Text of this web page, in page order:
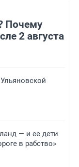
Почему
2 августа
— и ее дети
в рабство»